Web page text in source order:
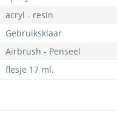
acryl - resin
Gebruiksklaar
Airbrush - Penseel
flesje 17 ml.